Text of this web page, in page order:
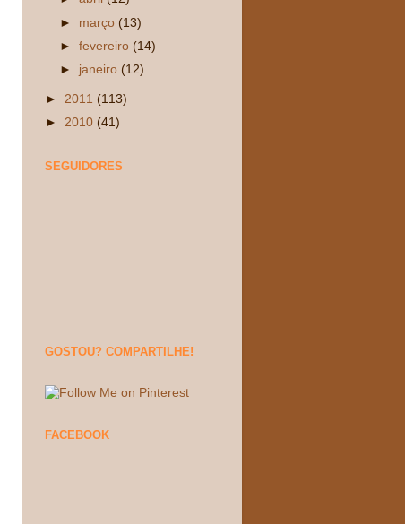
► março (13)
►fevereiro (14)
► janeiro (12)
► 2011 (113)
► 2010 (41)
SEGUIDORES
GOSTOU? COMPARTILHE!
FACEBOOK